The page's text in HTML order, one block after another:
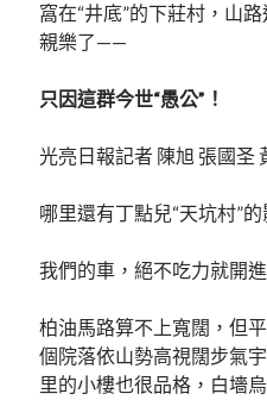
窩在“井底”的下莊村，山
親樂了——
只因這群今世“愚公”！
光亮日報記者 陳旭 張國圣
哪里還有丁點兒“天坑村”的
我們的車，絕不吃力就開
柏油馬路算不上寬闊，但
個院落依山勢高視闊步氣
里的小樓也很品格，白墻